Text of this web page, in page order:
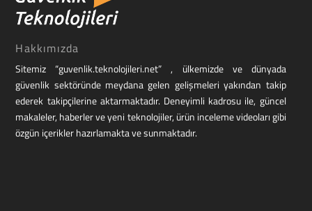
Hakkımızda
Sitemiz “guvenlik.teknolojileri.net” , ülkemizde ve dünyada
güvenlik sektöründe meydana gelen gelişmeleri yakından takip
ederek takipçilerine aktarmaktadır. Deneyimli kadrosu ile, güncel
makaleler, haberler ve yeni teknolojiler, ürün inceleme videoları gibi
özgün içerikler hazırlamakta ve sunmaktadır.